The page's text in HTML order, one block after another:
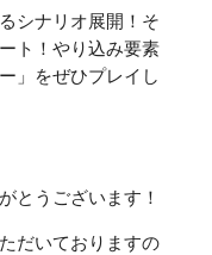
シナリオ展開！そ
ト！やり込み要素
」をぜひプレイし
とうございます！
だいておりますの